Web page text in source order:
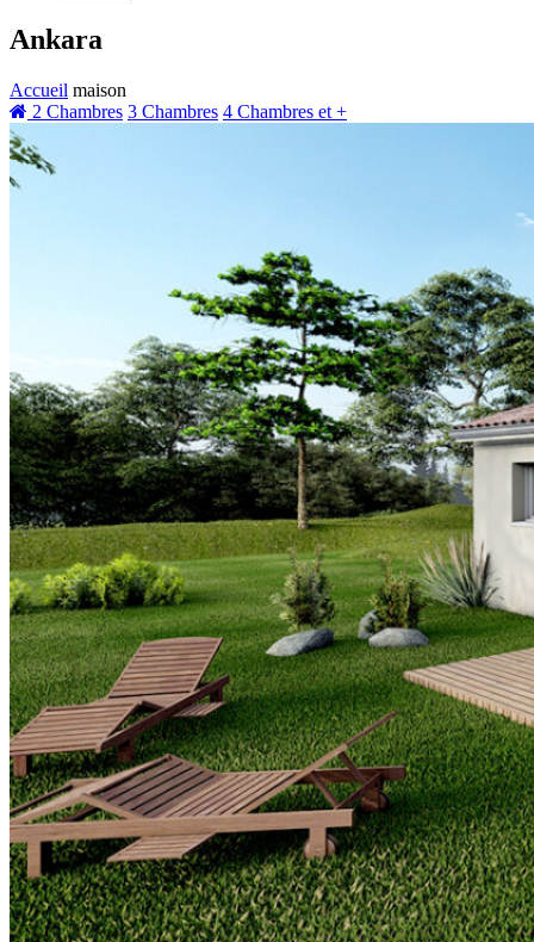
Ankara
Accueil maison
2 Chambres 3 Chambres 4 Chambres et +